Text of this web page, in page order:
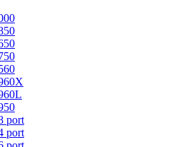
port
port